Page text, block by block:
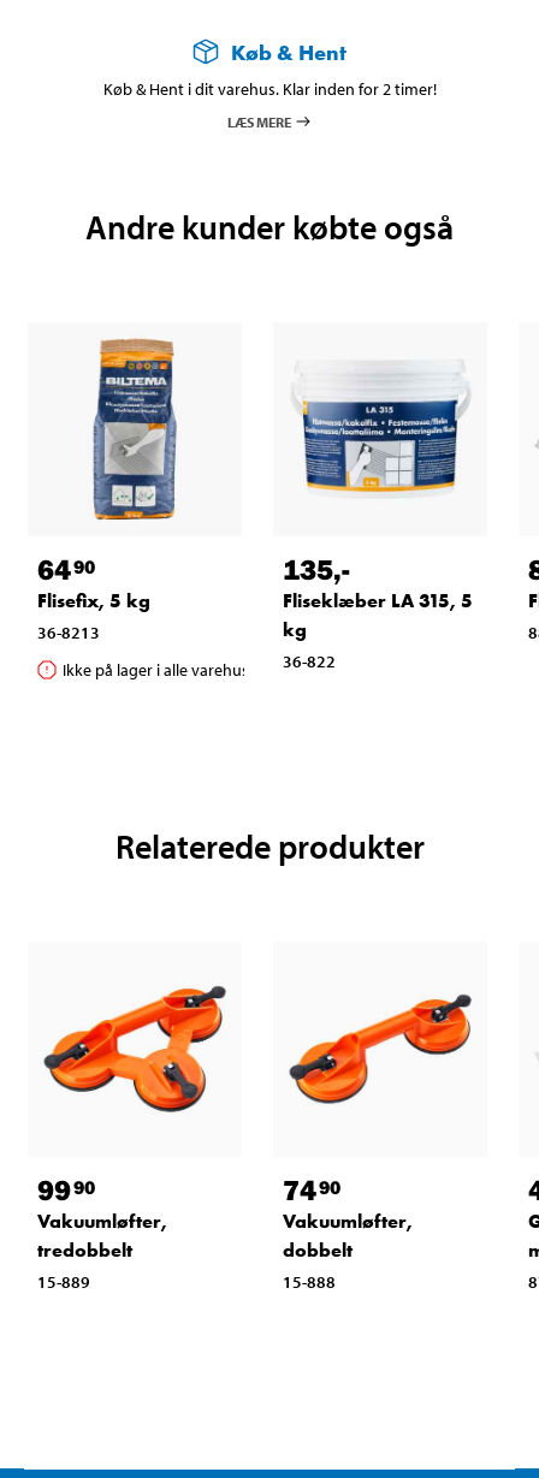
Køb & Hent
Køb & Hent i dit varehus. Klar inden for 2 timer!
LÆS MERE
Andre kunder købte også
6490
Flisefix, 5 kg
36-8213
Ikke på lager i alle varehuse
135,-
Fliseklæber LA 315, 5
kg
36-822
Relaterede produkter
9990
Vakuumløfter,
tredobbelt
15-889
7490
Vakuumløfter,
dobbelt
15-888